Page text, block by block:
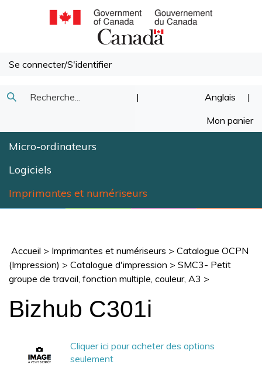
Se connecter/S'identifier
Recherche
Soumettre
recherche
| Anglais |
Mon panier
Micro-ordinateurs
Logiciels
Imprimantes et numériseurs
Accueil > Imprimantes et numériseurs > Catalogue OCPN
(Impression) > Catalogue d'impression > SMC3- Petit
groupe de travail, fonction multiple, couleur, A3 >
Bizhub C301i
Cliquer ici pour acheter des options
seulement